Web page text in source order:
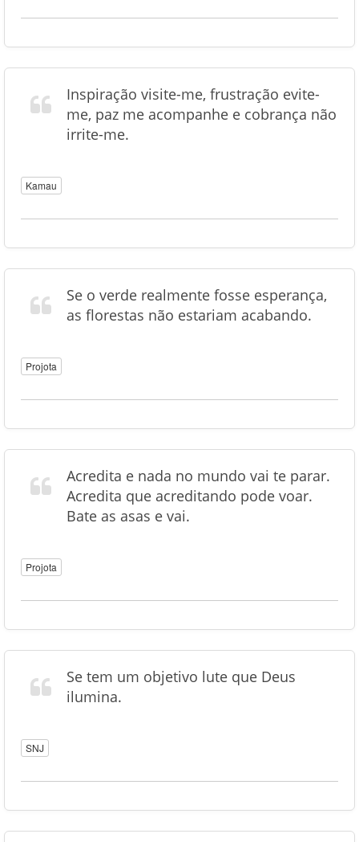
Inspiração visite-me, frustração evite-
me, paz me acompanhe e cobrança não
irrite-me.
Kamau
Se o verde realmente fosse esperança,
as florestas não estariam acabando.
Projota
Acredita e nada no mundo vai te parar.
Acredita que acreditando pode voar.
Bate as asas e vai.
Projota
Se tem um objetivo lute que Deus
ilumina.
SNJ